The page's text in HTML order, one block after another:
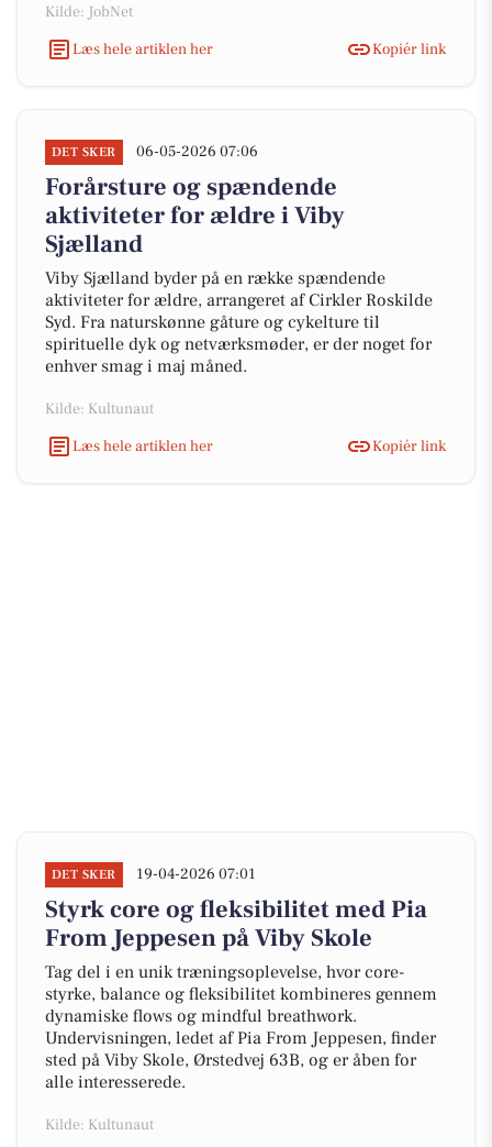
Kilde: JobNet
Læs hele artiklen her
Kopiér link
DET SKER 06-05-2026 07:06
Forårsture og spændende
aktiviteter for ældre i Viby
Sjælland
Viby Sjælland byder på en række spændende
aktiviteter for ældre, arrangeret af Cirkler Roskilde
Syd. Fra naturskønne gåture og cykelture til
spirituelle dyk og netværksmøder, er der noget for
enhver smag i maj måned.
Kilde: Kultunaut
Læs hele artiklen her
Kopiér link
DET SKER 19-04-2026 07:01
Styrk core og fleksibilitet med Pia
From Jeppesen på Viby Skole
Tag del i en unik træningsoplevelse, hvor core-
styrke, balance og fleksibilitet kombineres gennem
dynamiske flows og mindful breathwork.
Undervisningen, ledet af Pia From Jeppesen, finder
sted på Viby Skole, Ørstedvej 63B, og er åben for
alle interesserede.
Kilde: Kultunaut